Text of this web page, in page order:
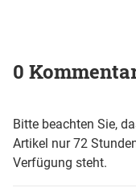
0
Bitte beachten Sie,
Artikel nur 72
Verfügung steht.